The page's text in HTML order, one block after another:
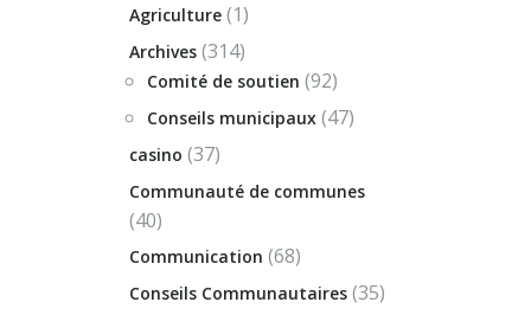
Agriculture (1)
Archives (314)
Comité de soutien (92)
Conseils municipaux (47)
casino (37)
Communauté de communes
(40)
Communication (68)
Conseils Communautaires (35)